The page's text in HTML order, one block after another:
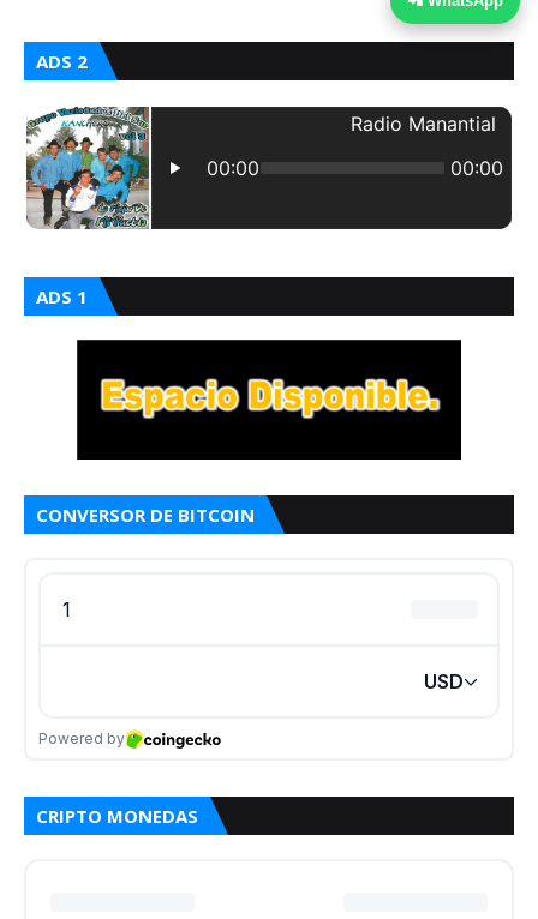
ADS 2
ADS 1
CONVERSOR DE BITCOIN
CRIPTO MONEDAS